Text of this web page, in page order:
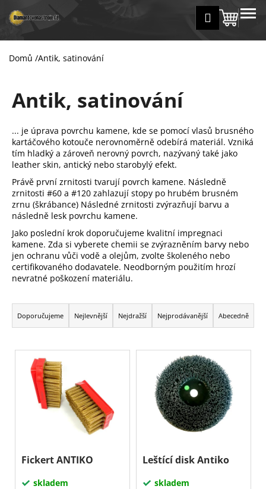
na
obsah
Přihlášení
košík
MENU
Domů /Antik, satinování
Antik, satinování
... je úprava povrchu kamene, kde se pomocí vlasů brusného
kartáčového kotouče nerovnoměrně odebírá materiál. Vzniká
tím hladký a zároveň nerovný povrch, nazývaný také jako
leather skin, antický nebo starobylý efekt.
Právě první zrnitosti tvarují povrch kamene. Následně
zrnitosti #60 a #120 zahlazují stopy po hrubém brusném
zrnu (škrábance) Následné zrnitosti zvýrazňují barvu a
následně lesk povrchu kamene.
Jako poslední krok doporučujeme kvalitní impregnaci
kamene. Zda si vyberete chemii se zvýrazněním barvy nebo
jen ochranu vůči vodě a olejům, zvolte školeného nebo
certifikovaného dodavatele. Neodborným použitím hrozí
nevratné poškození materiálu.
Ř
a
z
e
Doporučujeme Nejlevnější Nejdražší Nejprodávanější Abecedně
V
Fickert ANTIKO
skladem
Leštící disk Antiko
skladem
š
Zpět
Zpět
C
p
o
ř
e
b
u
j
e
t
e
n
a
t
Hledat